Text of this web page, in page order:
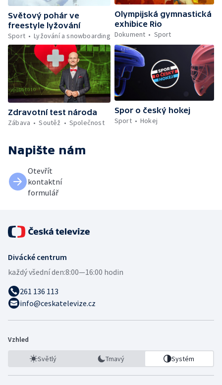
Světový pohár ve
freestyle lyžování
Sport
Lyžování a snowboarding
Olympijská gymnastická
exhibice Rio
Dokument
Sport
Zdravotní test národa
Zábava
Soutěž Společnost
Spor o český hokej
Sport
Hokej
Napište nám
Otevřít
kontaktní
formulář
Divácké centrum
každý všední den:8:00—16:00 hodin
261 136 113
info@ceskatelevize.cz
Vzhled
Světlý Tmavý Systém